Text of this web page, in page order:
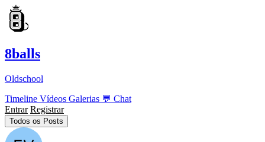
8balls
Oldschool
Timeline Vídeos Galerias 💬 Chat
Entrar Registrar
Todos os Posts